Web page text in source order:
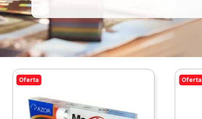
Oferta Oferta